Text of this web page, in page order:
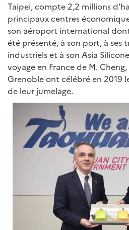
Taipei, compte 2,2 millions
principaux centres
son aéroport international
été présenté, à son port, à ses
industriels et à son Asia
voyage en France de M.
Grenoble ont célébré en 2019
de leur jumelage.